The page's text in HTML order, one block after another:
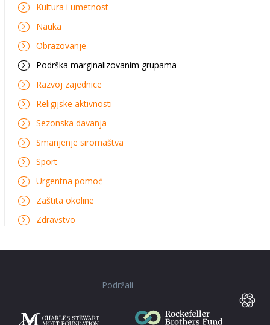
Kultura i umetnost
Nauka
Obrazovanje
Podrška marginalizovanim grupama
Razvoj zajednice
Religijske aktivnosti
Sezonska davanja
Smanjenje siromaštva
Sport
Urgentna pomoć
Zaštita okoline
Zdravstvo
Podržali